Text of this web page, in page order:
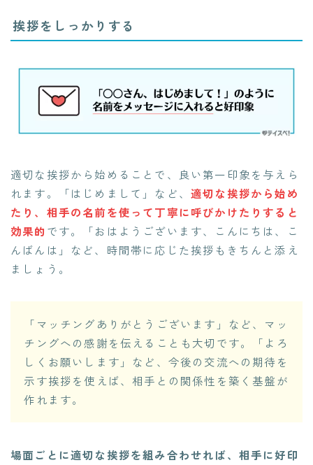
挨拶をしっかりする
適切な挨拶から始めることで、良い第一印象を与えら
れます。「はじめまして」など、 適切な挨拶から始め
たり、相手の名前を使って丁寧に呼びかけたりすると
効果的 です。「おはようございます、こんにちは、こ
んばんは」など、時間帯に応じた挨拶もきちんと添え
ましょう。
「マッチングありがとうございます」など、マッ
チングへの感謝を伝えることも大切です。「よろ
しくお願いします」など、今後の交流への期待を
示す挨拶を使えば、相手との関係性を築く基盤が
作れます。
場面ごとに適切な挨拶を組み合わせれば、相手に好印